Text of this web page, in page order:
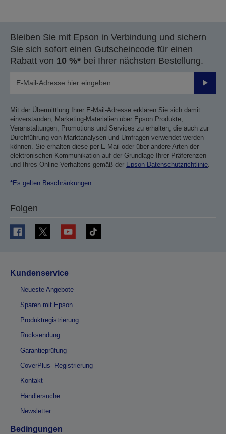
Bleiben Sie mit Epson in Verbindung und sichern
Sie sich sofort einen Gutscheincode für einen
Rabatt von 10 %* bei Ihrer nächsten Bestellung.
Mit der Übermittlung Ihrer E-Mail-Adresse erklären Sie sich damit
einverstanden, Marketing-Materialien über Epson Produkte,
Veranstaltungen, Promotions und Services zu erhalten, die auch zur
Durchführung von Marktanalysen und Umfragen verwendet werden
können. Sie erhalten diese per E-Mail oder über andere Arten der
elektronischen Kommunikation auf der Grundlage Ihrer Präferenzen
und Ihres Online-Verhaltens gemäß der Epson Datenschutzrichtlinie
*Es gelten Beschränkungen
Folgen
Kundenservice
Neueste Angebote
Sparen mit Epson
Produktregistrierung
Rücksendung
Garantieprüfung
CoverPlus- Registrierung
Kontakt
Händlersuche
Newsletter
Bedingungen